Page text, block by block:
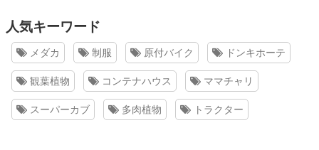
人気キーワード
メダカ 制服 原付バイク ドンキホーテ
観葉植物 コンテナハウス ママチャリ
スーパーカブ 多肉植物 トラクター